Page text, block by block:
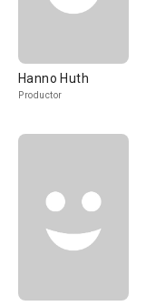
Hanno Huth
Productor